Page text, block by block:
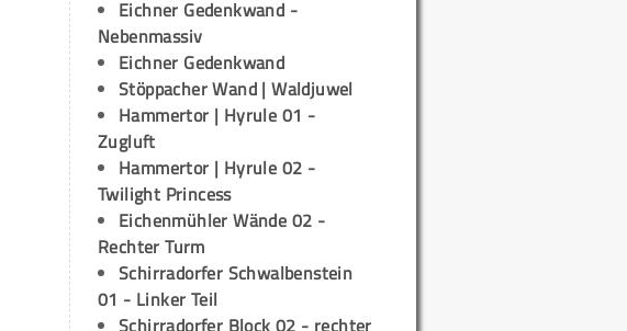
Eichner Gedenkwand -
Nebenmassiv
Eichner Gedenkwand
Stöppacher Wand | Waldjuwel
Hammertor | Hyrule 01 -
Zugluft
Hammertor | Hyrule 02 -
Twilight Princess
Eichenmühler Wände 02 -
Rechter Turm
Schirradorfer Schwalbenstein
01 - Linker Teil